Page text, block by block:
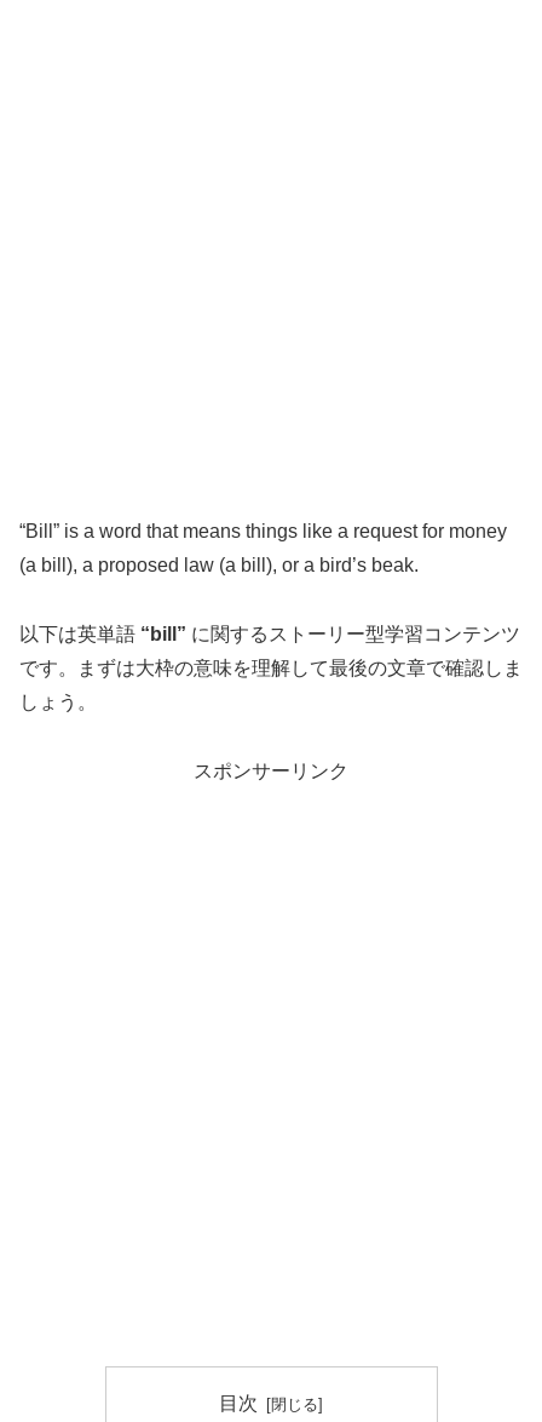
“Bill” is a word that means things like a request for money
(a bill), a proposed law (a bill), or a bird’s beak.
以下は英単語 “bill” に関するストーリー型学習コンテンツ
です。まずは大枠の意味を理解して最後の文章で確認しま
しょう。
スポンサーリンク
目次